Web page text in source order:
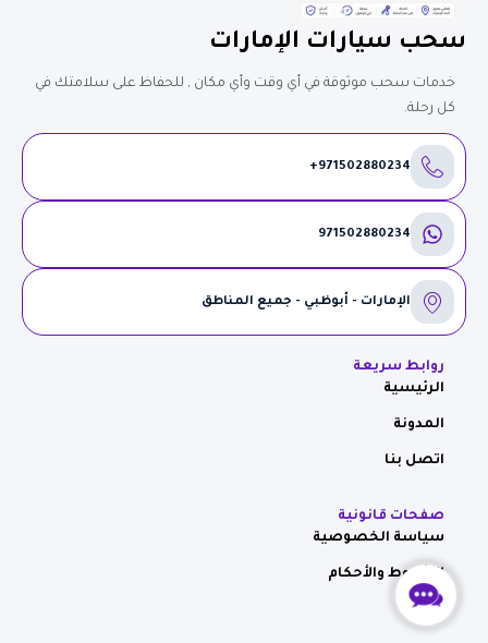
سحب سيارات الإمارات
خدمات سحب موثوقة في أي وقت وأي مكان , للحفاظ على سلامتك في
كل رحلة.
971502880234+
971502880234
الإمارات - أبوظبي - جميع المناطق
روابط سريعة
الرئيسية
المدونة
اتصل بنا
صفحات قانونية
سياسة الخصوصية
الشروط والأحكام
Contact
Us